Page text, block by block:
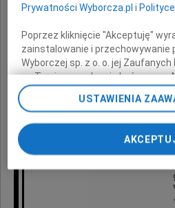
Prywatności Wyborcza.pl i
Poprzez kliknięcie "Akceptuję"
zainstalowanie i przechowywanie
Wyborczej sp. z o. o. jej Zaufanych
na Twoim urządzeniu końcowym.
chwili zmienić swoje preferencje
ponownie wywołując narzędzie do
odnośnik „Ustawienia
przechodząc do sekcji
Zmiana ustawień plików cookie
pomocą ustawień przeglądarki.
My, nasi Zaufani Partnerzy i Agora
USTAWIENIA